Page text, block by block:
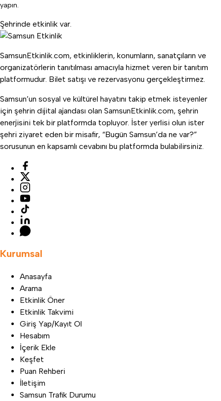
yapın.
Şehrinde etkinlik var.
SamsunEtkinlik.com, etkinliklerin, konumların, sanatçıların ve
organizatörlerin tanıtılması amacıyla hizmet veren bir tanıtım
platformudur. Bilet satışı ve rezervasyonu gerçekleştirmez.
Samsun’un sosyal ve kültürel hayatını takip etmek isteyenler
için şehrin dijital ajandası olan SamsunEtkinlik.com, şehrin
enerjisini tek bir platformda topluyor. İster yerlisi olun ister
şehri ziyaret eden bir misafir, “Bugün Samsun’da ne var?”
sorusunun en kapsamlı cevabını bu platformda bulabilirsiniz.
Kurumsal
Anasayfa
Arama
Etkinlik Öner
Etkinlik Takvimi
Giriş Yap/Kayıt Ol
Hesabım
İçerik Ekle
Keşfet
Puan Rehberi
İletişim
Samsun Trafik Durumu